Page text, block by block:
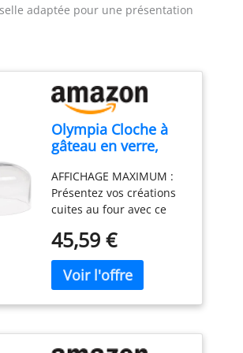
congélateur
adaptée pour une présentation
Olympia Cloche à
gâteau en verre,
verre transparent
haute clarté,
protège les gâteaux
faits maison,
compatible avec la
base CS013 (vendue
séparément), CS014
AFFICHAGE MAXIMUM :
Présentez vos créations
cuites au four avec ce
gâteau en verre Olympia
élégant et classique qui
offre un angle de vision
de 360° GARDEZ VOS
GÂTEAUX FRAIS :
45,59 €